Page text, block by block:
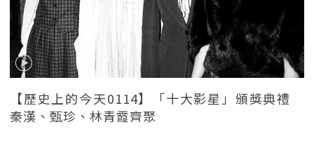
【歷史上的今天0114】「十大影星」頒獎典禮
秦漢、甄珍、林青霞齊聚